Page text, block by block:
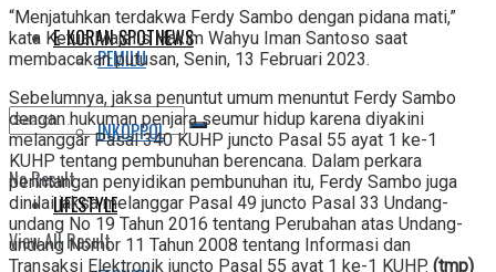
E-KORAN SPOTNEWS
No Result
View All Result
PEMILU
INKOPPOL
LIFESTYLE
“Menjatuhkan terdakwa Ferdy Sambo dengan pidana mati,”
kata Ketua Majelis Hakim Wahyu Iman Santoso saat
membacakan putusan, Senin, 13 Februari 2023.
Sebelumnya, jaksa penuntut umum menuntut Ferdy Sambo
dengan hukuman penjara seumur hidup karena diyakini
melanggar Pasal 340 KUHP juncto Pasal 55 ayat 1 ke-1
KUHP tentang pembunuhan berencana. Dalam perkara
perintangan penyidikan pembunuhan itu, Ferdy Sambo juga
dinilai jaksa melanggar Pasal 49 juncto Pasal 33 Undang-
undang No 19 Tahun 2016 tentang Perubahan atas Undang-
undang Nomor 11 Tahun 2008 tentang Informasi dan
Transaksi Elektronik juncto Pasal 55 ayat 1 ke-1 KUHP. (tmp)